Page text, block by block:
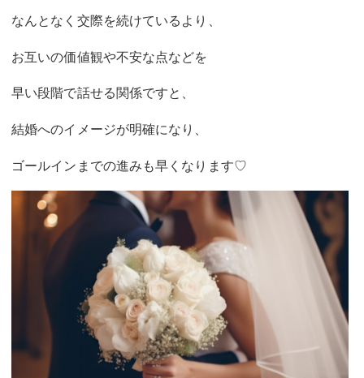
なんとなく交際を続けているより、
お互いの価値観や不安な点などを
早い段階で話せる関係ですと、
結婚へのイメージが明確になり、
ゴールインまでの進みも早くなります♡